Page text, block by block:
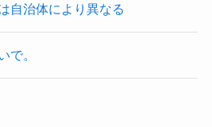
自治体により異なる
で。